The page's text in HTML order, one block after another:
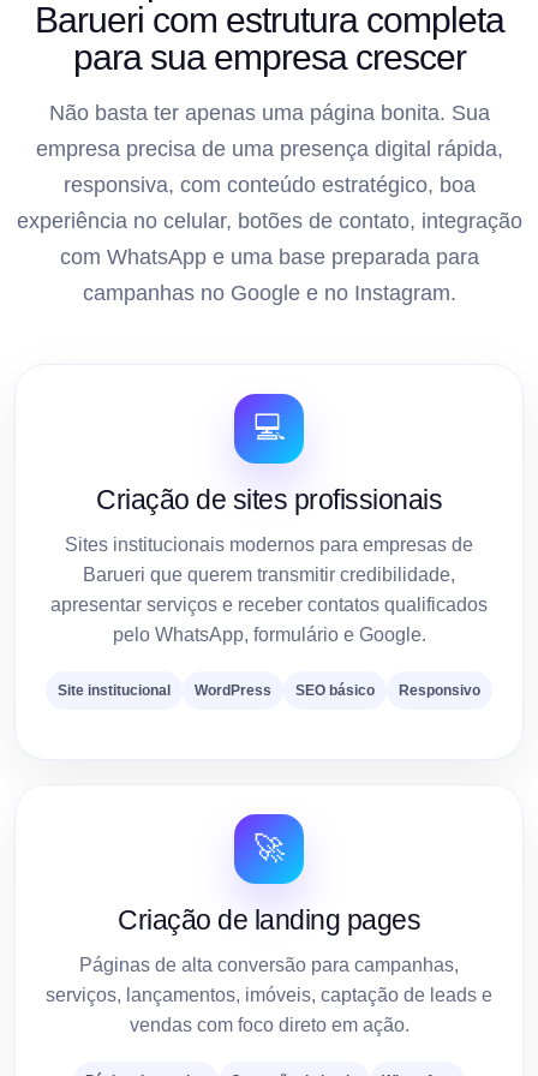
Barueri com estrutura completa
para sua empresa crescer
Não basta ter apenas uma página bonita. Sua
empresa precisa de uma presença digital rápida,
responsiva, com conteúdo estratégico, boa
experiência no celular, botões de contato, integração
com WhatsApp e uma base preparada para
campanhas no Google e no Instagram.
💻
Criação de sites profissionais
Sites institucionais modernos para empresas de
Barueri que querem transmitir credibilidade,
apresentar serviços e receber contatos qualificados
pelo WhatsApp, formulário e Google.
Site institucional WordPress SEO básico Responsivo
🚀
Criação de landing pages
Páginas de alta conversão para campanhas,
serviços, lançamentos, imóveis, captação de leads e
vendas com foco direto em ação.